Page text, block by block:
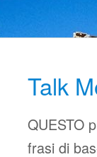
Talk
QUESTO
frasi di